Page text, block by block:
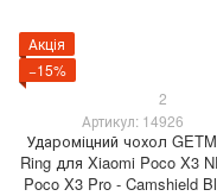
Акція
−15%
2
Артикул: 14926
Удароміцний чохол
Ring для Xiaomi Poco X3
Poco X3 Pro - Camshield